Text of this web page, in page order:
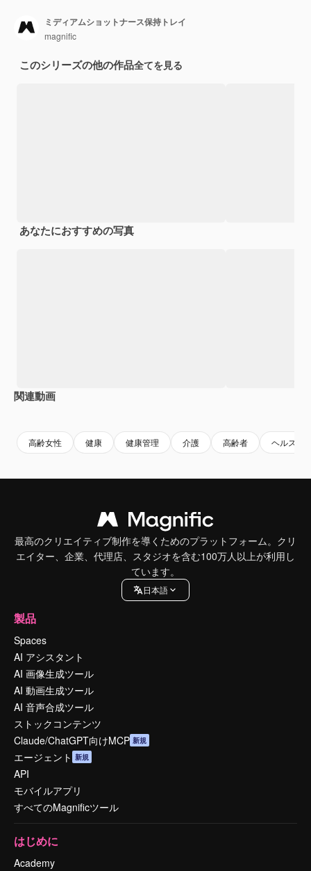
ミディアムショットナース保持トレイ
magnific
このシリーズの他の作品全てを見る
あなたにおすすめの写真
関連動画
高齢女性 健康 健康管理 介護 高齢者 ヘルス
最高のクリエイティブ制作を導くためのプラットフォーム。クリ
エイター、企業、代理店、スタジオを含む100万人以上が利用し
ています。
日本語
製品
Spaces
AI アシスタント
AI 画像生成ツール
AI 動画生成ツール
AI 音声合成ツール
ストックコンテンツ
Claude/ChatGPT向けMCP 新規
エージェント 新規
API
モバイルアプリ
すべてのMagnificツール
はじめに
Academy